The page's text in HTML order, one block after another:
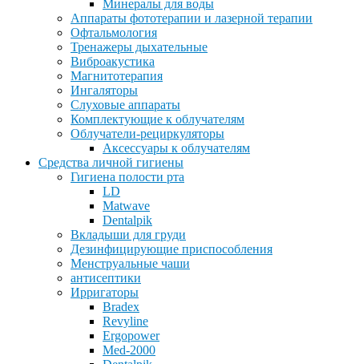
Минералы для воды
Аппараты фототерапии и лазерной терапии
Офтальмология
Тренажеры дыхательные
Виброакустика
Магнитотерапия
Ингаляторы
Слуховые аппараты
Комплектующие к облучателям
Облучатели-рециркуляторы
Аксессуары к облучателям
Средства личной гигиены
Гигиена полости рта
LD
Matwave
Dentalpik
Вкладыши для груди
Дезинфицирующие приспособления
Менструальные чаши
антисептики
Ирригаторы
Bradex
Revyline
Ergopower
Med-2000